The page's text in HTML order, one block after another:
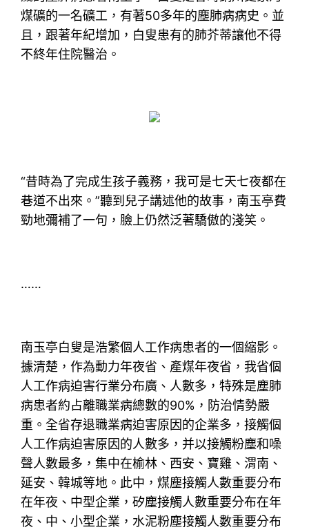
煤礦的一名礦工，有著50多年的塵肺病病史。並
且，跟著年紀增加，白叟患有的肺芥蒂讓他不得
不終年住院醫治。
“昔時為了完成生孩子義務，我可是七天七夜都在
巷道不出來。”聽到兒子講述他的故事，南玉亭費
勁地彌補了一句，臉上仍然泛著驕傲的淺笑。
……
南玉亭白叟是浩繁個人工作病患者的一個縮影。
據清楚，作為動力年夜省、產煤年夜省，我省個
人工作病迫害行業分布廣、人數多，特殊是塵肺
病患者約占離職業病總數的90%，防治情勢嚴
重。全省存退職業病迫害原因的企業多，接觸個
人工作病迫害原因的人數多，并以接觸粉塵和噪
聲人數最多，集中在榆林、西安、寶雞、渭南、
延安、韓城等地。此中，煤塵接觸人數重要分布
在年夜、中型企業，矽塵接觸人數重要分布在年
夜、中、小型企業，水泥粉塵接觸人數重要分布